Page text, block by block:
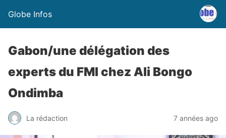
Globe Infos
Gabon/une délégation des
experts du FMI chez Ali Bongo
Ondimba
La rédaction 7 années ago